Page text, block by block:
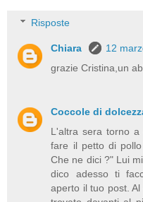
Risposte
Chiara
12
grazie Cristina,un
Coccole di
L'altra sera torno
fare il petto di
Che ne dici ?" Lui
dico adesso ti
aperto il tuo post.